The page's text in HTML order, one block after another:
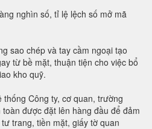
nghìn số, tỉ lệ lệch số mở mã
sao chép và tay cầm ngoại tạo
từ bề mặt, thuận tiện cho việc bổ
kho quỹ.
Công ty, cơ quan, trường
được đặt lên hàng đầu để đảm
trang, tiền mặt, giấy tờ quan